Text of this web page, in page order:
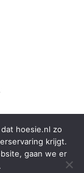
hoesie.nl zo
krijgt.
gaan we er